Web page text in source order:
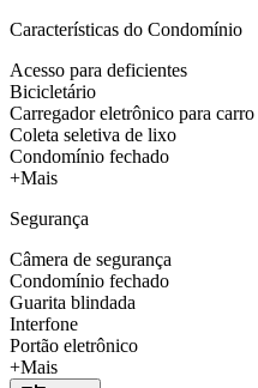
Características do Condomínio
Acesso para deficientes
Bicicletário
Carregador eletrônico para
Coleta seletiva de lixo
Condomínio fechado
+Mais
Segurança
Câmera de segurança
Condomínio fechado
Guarita blindada
Interfone
Portão eletrônico
+Mais